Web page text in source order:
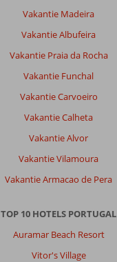
Vakantie Madeira
Vakantie Albufeira
Vakantie Praia da Rocha
Vakantie Funchal
Vakantie Carvoeiro
Vakantie Calheta
Vakantie Alvor
Vakantie Vilamoura
Vakantie Armacao de Pera
TOP 10 HOTELS PORTUGAL
Auramar Beach Resort
Vitor's Village